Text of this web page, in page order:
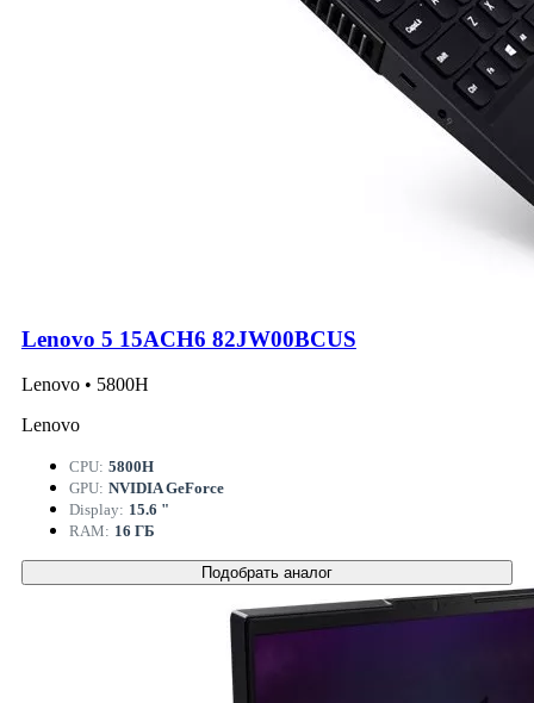
Lenovo 5 15ACH6 82JW00BCUS
Lenovo • 5800H
Lenovo
CPU: 5800H
GPU: NVIDIA GeForce
Display: 15.6 "
RAM: 16 ГБ
Подобрать аналог